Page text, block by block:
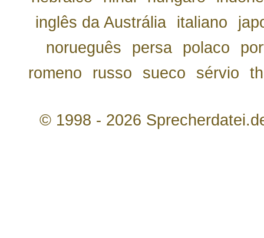
inglês da Austrália
italiano
norueguês
persa polaco
romeno
russo sueco sérvio th
© 1998 - 2026